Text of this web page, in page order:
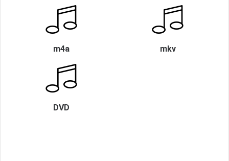
m4a mkv
DVD